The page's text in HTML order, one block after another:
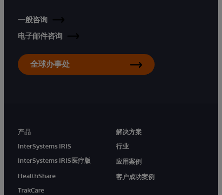
一般咨询
电子邮件咨询
全球办事处
产品
InterSystems IRIS
InterSystems IRIS医疗版
HealthShare
TrakCare
解决方案
行业
应用案例
客户成功案例